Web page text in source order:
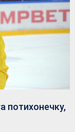
потихонечку,